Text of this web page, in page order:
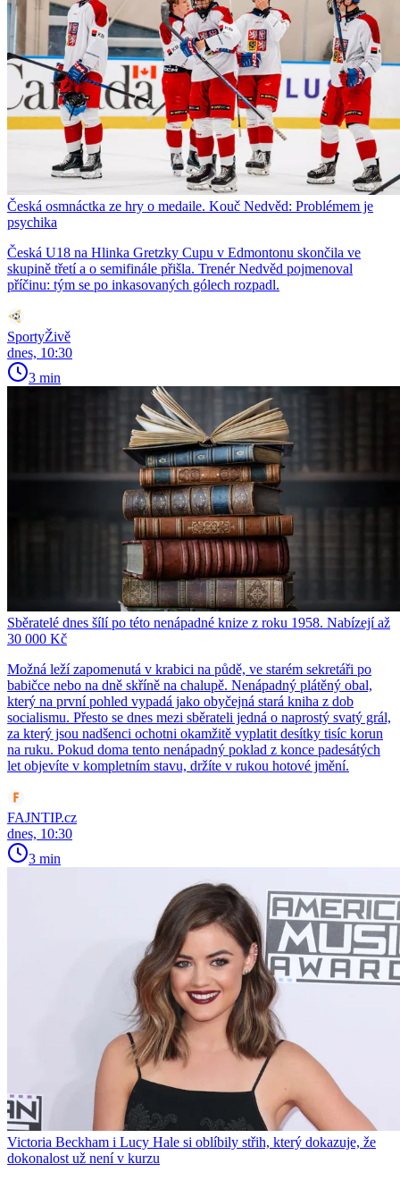
Česká osmnáctka ze hry o medaile. Kouč Nedvěd: Problémem je
psychika
Česká U18 na Hlinka Gretzky Cupu v Edmontonu skončila ve
skupině třetí a o semifinále přišla. Trenér Nedvěd pojmenoval
příčinu: tým se po inkasovaných gólech rozpadl.
SportyŽivě
dnes, 10:30
3 min
Sběratelé dnes šílí po této nenápadné knize z roku 1958. Nabízejí až
30 000 Kč
Možná leží zapomenutá v krabici na půdě, ve starém sekretáři po
babičce nebo na dně skříně na chalupě. Nenápadný plátěný obal,
který na první pohled vypadá jako obyčejná stará kniha z dob
socialismu. Přesto se dnes mezi sběrateli jedná o naprostý svatý grál,
za který jsou nadšenci ochotni okamžitě vyplatit desítky tisíc korun
na ruku. Pokud doma tento nenápadný poklad z konce padesátých
let objevíte v kompletním stavu, držíte v rukou hotové jmění.
FAJNTIP.cz
dnes, 10:30
3 min
Victoria Beckham i Lucy Hale si oblíbily střih, který dokazuje, že
dokonalost už není v kurzu